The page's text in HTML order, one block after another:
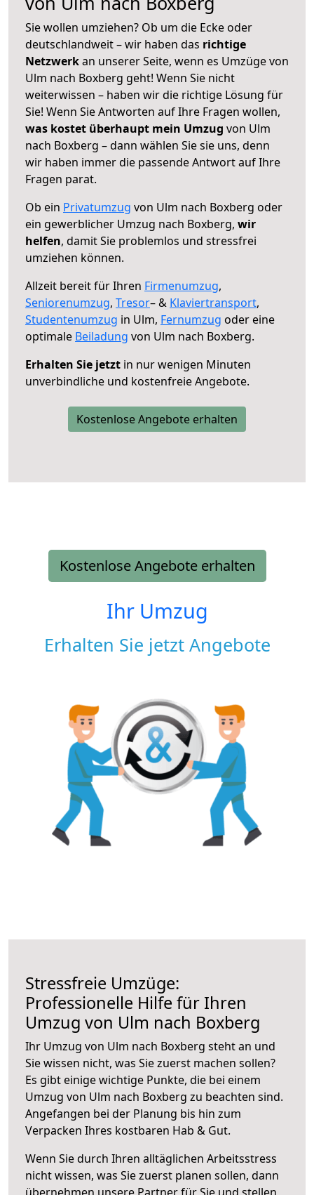
Sie wollen umziehen? Ob um die Ecke oder
deutschlandweit – wir haben das richtige
Netzwerkan unserer Seite, wenn es Umzüge von
Ulm nach Boxberg geht! Wenn Sie nicht
weiterwissen – haben wir die richtige Lösung für
Sie! Wenn Sie Antworten auf Ihre Fragen wollen,
was kostet überhaupt mein Umzug von Ulm
nach Boxberg – dann wählen Sie sie uns, denn
wir haben immer die passende Antwort auf Ihre
Fragen parat.
Ob ein Privatumzug von Ulm nach Boxberg oder
ein gewerblicher Umzug nach Boxberg, wir
helfen, damit Sie problemlos und stressfrei
umziehen können.
Allzeit bereit für Ihren Firmenumzug,
Seniorenumzug, Tresor– & Klaviertransport,
Studentenumzug in Ulm, Fernumzug oder eine
optimale Beiladung von Ulm nach Boxberg.
Erhalten Sie jetzt in nur wenigen Minuten
unverbindliche und kostenfreie Angebote.
Kostenlose Angebote erhalten
Kostenlose Angebote erhalten
Ihr Umzug
Erhalten Sie jetzt Angebote
Stressfreie Umzüge:
Professionelle Hilfe für Ihren
Umzug von Ulm nach Boxberg
Ihr Umzug von Ulm nach Boxberg steht an und
Sie wissen nicht, was Sie zuerst machen sollen?
Es gibt einige wichtige Punkte, die bei einem
Umzug von Ulm nach Boxberg zu beachten sind.
Angefangen bei der Planung bis hin zum
Verpacken Ihres kostbaren Hab & Gut.
Wenn Sie durch Ihren alltäglichen Arbeitsstress
nicht wissen, was Sie zuerst planen sollen, dann